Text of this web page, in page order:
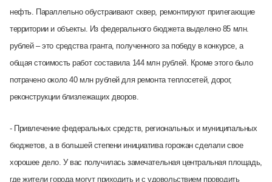
нефть. Параллельно обустраивают сквер, ремонтируют прилегающие
территории и объекты. Из федерального бюджета выделено 85 млн.
рублей – это средства гранта, полученного за победу в конкурсе, а
общая стоимость работ составила 144 млн рублей. Кроме этого было
потрачено около 40 млн рублей для ремонта теплосетей, дорог,
реконструкции близлежащих дворов.
- Привлечение федеральных средств, региональных и муниципальных
бюджетов, а в большей степени инициатива горожан сделали свое
хорошее дело. У вас получилась замечательная центральная площадь,
где жители города могут приходить и с удовольствием проводить